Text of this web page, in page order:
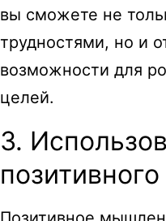
вы сможете не
трудностями, но и
возможности для
целей.
3.